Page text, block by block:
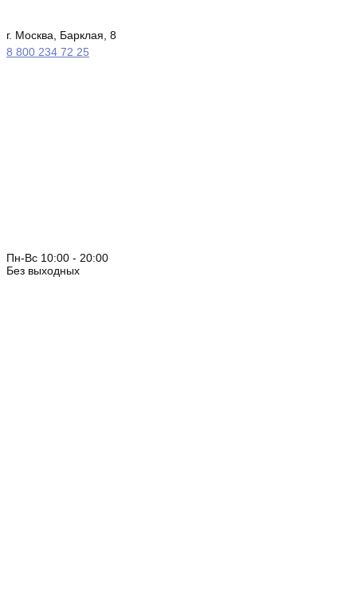
г. Москва, Барклая, 8
8 800 234 72 25
Пн-Вс 10:00 - 20:00
Без выходных